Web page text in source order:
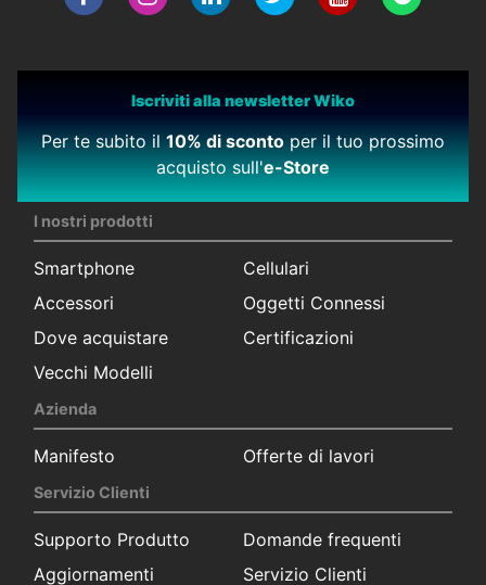
Iscriviti alla newsletter Wiko
Per te subito il10% di scontoper il tuo prossimo
acquisto sull'e-Store
I nostri prodotti
Smartphone
Cellulari
Accessori
Oggetti Connessi
Dove acquistare
Certificazioni
Vecchi Modelli
Azienda
Manifesto Offerte di lavori
Servizio Clienti
Supporto Produtto
Domande frequenti
Aggiornamenti
Servizio Clienti